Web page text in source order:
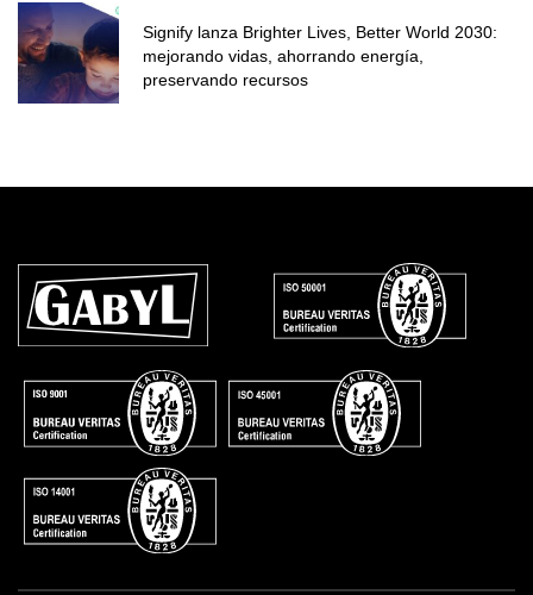
Signify lanza Brighter Lives, Better World 2030:
mejorando vidas, ahorrando energía,
preservando recursos